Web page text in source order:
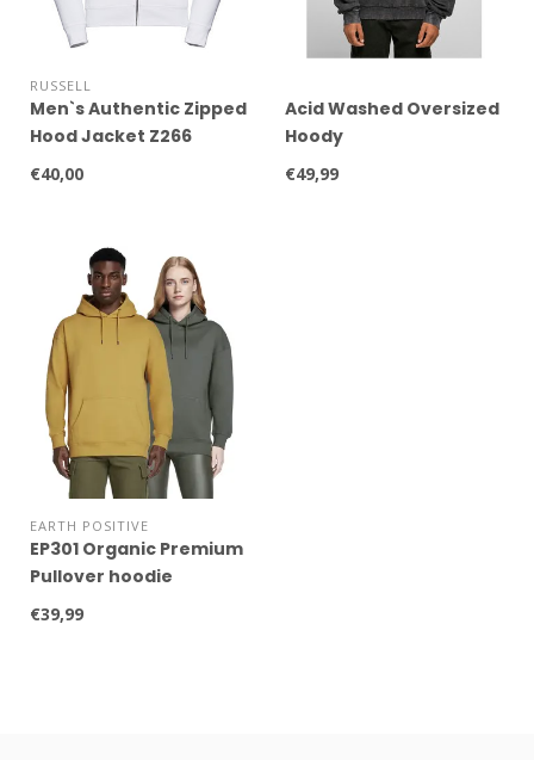
RUSSELL
Men`s Authentic Zipped
Hood Jacket Z266
€40,00
Acid Washed Oversized
Hoody
€49,99
EARTH POSITIVE
EP301 Organic Premium
Pullover hoodie
€39,99